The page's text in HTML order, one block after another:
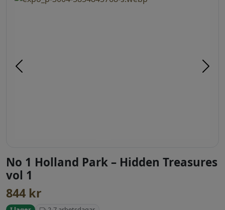
Föregående
No 1 Holland Park – Hidden Treasures
vol 1
844 kr